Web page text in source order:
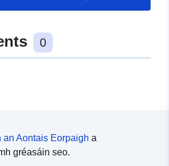
8.7196939, 48.7159293 ], [
8.7278294, 48.7121773 ], [
8.7196939, 48.7121773 ], [
0
Aontais Eorpaigh a
gréasáin seo.